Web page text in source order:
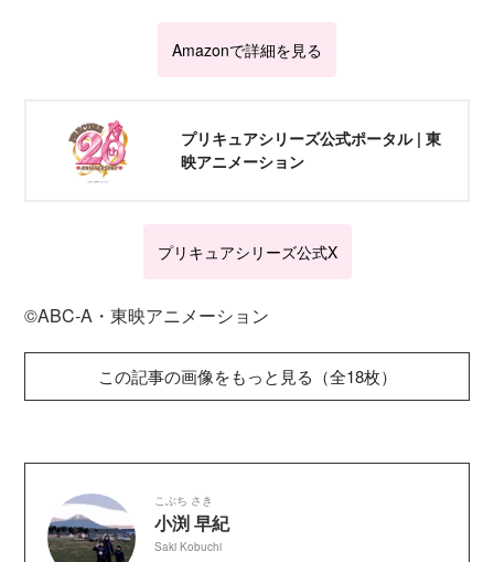
Amazonで詳細を見る
プリキュアシリーズ公式ポータル | 東
映アニメーション
プリキュアシリーズ公式X
©ABC‐A・東映アニメーション
この記事の画像をもっと見る（全18枚）
こぶち さき
小渕 早紀
Saki Kobuchi